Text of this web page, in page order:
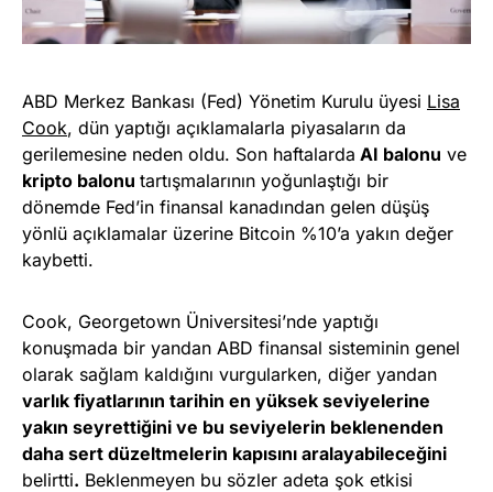
ABD Merkez Bankası (Fed) Yönetim Kurulu üyesi Lisa
Cook, dün yaptığı açıklamalarla piyasaların da
gerilemesine neden oldu. Son haftalarda AI balonu ve
kripto balonu tartışmalarının yoğunlaştığı bir
dönemde Fed’in finansal kanadından gelen düşüş
yönlü açıklamalar üzerine Bitcoin %10’a yakın değer
kaybetti.
Cook, Georgetown Üniversitesi’nde yaptığı
konuşmada bir yandan ABD finansal sisteminin genel
olarak sağlam kaldığını vurgularken, diğer yandan
varlık fiyatlarının tarihin en yüksek seviyelerine
yakın seyrettiğini ve bu seviyelerin beklenenden
daha sert düzeltmelerin kapısını aralayabileceğini
belirtti. Beklenmeyen bu sözler adeta şok etkisi